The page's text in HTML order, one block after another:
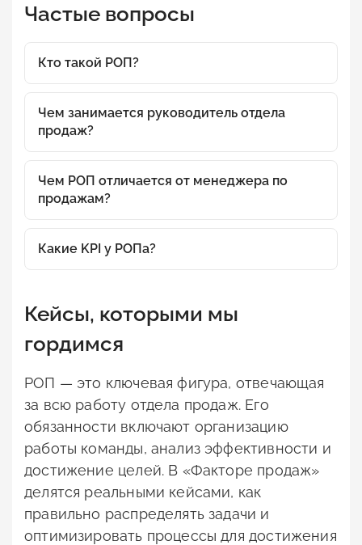
Частые вопросы
Кто такой РОП?
Чем занимается руководитель отдела
продаж?
Чем РОП отличается от менеджера по
продажам?
Какие KPI у РОПа?
Кейсы, которыми мы
гордимся
РОП — это ключевая фигура, отвечающая
за всю работу отдела продаж. Его
обязанности включают организацию
работы команды, анализ эффективности и
достижение целей. В «Факторе продаж»
делятся реальными кейсами, как
правильно распределять задачи и
оптимизировать процессы для достижения